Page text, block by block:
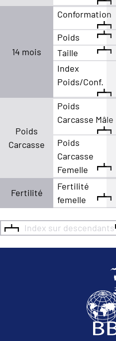
14 mois
Conformation
Poids
Taille
Index
Poids/Conf.
Poids
Carcasse
Poids
Carcasse Mâle
Poids
Carcasse
Femelle
Fertilité
Fertilité
femelle
Index sur descendants